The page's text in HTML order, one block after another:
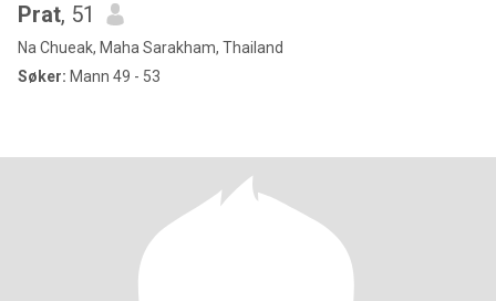
Prat, 51
Na Chueak, Maha Sarakham, Thailand
Søker: Mann 49 - 53